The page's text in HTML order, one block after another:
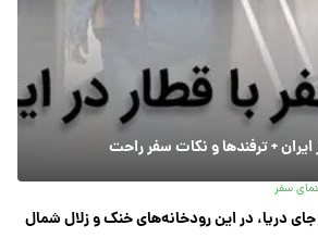
ایران + ترفندها و نکات سفر راحت
سفر
جای دریا، در این رودخانه‌های خنک و زلال شمال